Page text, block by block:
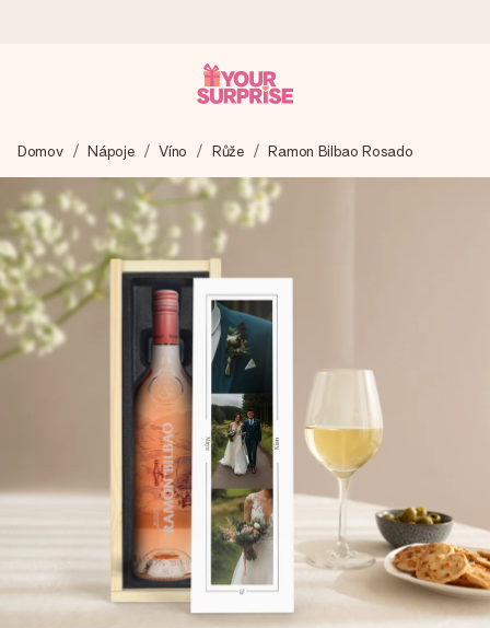
Váš dárek vytvoříme s láskou a bleskově odešleme –
abyste ho mohli darovat právě v tu správnou chvíli, kdy na
tom nejvíc záleží.
4,8 (na základě +15 000 recenzí)
Naše dárky inspirují. Zákazníci nás na Google Reviews
hodnotí známkou 4,8.
Přáníčko zdarma
Vytvořte něco jedinečného během několika kroků – s jejím
jménem, vaší fotografií nebo vzkazem, který doopravdy
zahřeje u srdce. Žádné zbytečné složitosti, jen spousta
lásky pro daný okamžik.
Domov Nápoje Víno Růže Ramon Bilbao Rosado